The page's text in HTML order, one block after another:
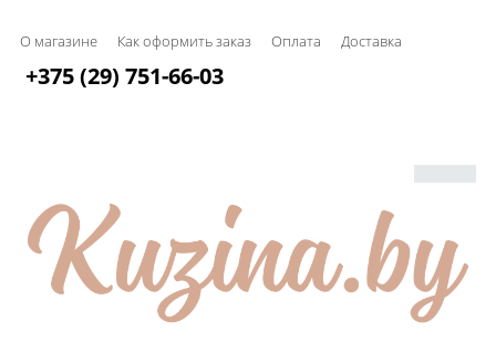
О магазине Как оформить заказ Оплата Доставка
+375 (29) 751-66-03